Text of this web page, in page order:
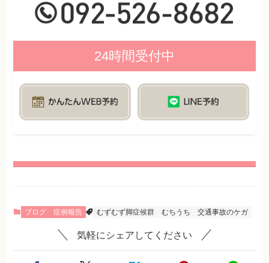
24時間受付中
ブログ 症例報告 むずむず脚症候群 むちうち 交通事故のケガ
気軽にシェアしてください